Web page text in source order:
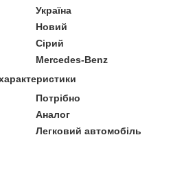
Україна
Новий
Сірий
Mercedes-Benz
Потрібно
Аналог
Легковий автомобіль